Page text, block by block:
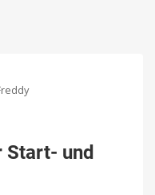
Start- und